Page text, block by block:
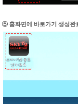
⑤ 홈화면에 바로가기 생성완